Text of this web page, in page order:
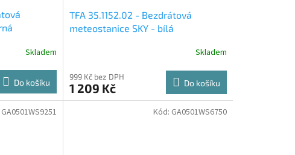
Skladem
Do košíku
TFA 35.1152.02 - Bezdrátová
meteostanice SKY - bílá
Skladem
999 Kč bez DPH
1 209 Kč Do košíku
GA0501WS9251 Kód: GA0501WS6750